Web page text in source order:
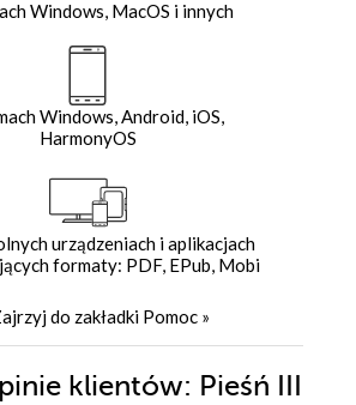
Windows, MacOS i innych
Windows, Android, iOS,
HarmonyOS
urządzeniach i aplikacjach
formaty: PDF, EPub, Mobi
do zakładki Pomoc »
klientów: Pieśń III